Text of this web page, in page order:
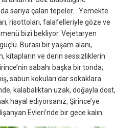
sarıya çalan tepeler… Yemekte
risottoları, falafelleriyle göze ve
bizi bekliyor. Vejetaryen
Burası bir yaşam alanı,
kitapların ve derin sessizliklerin
sabahı başka bir tonda;
sabun kokuları dar sokaklara
kalabalıktan uzak, doğayla dost,
hayal ediyorsanız, Şirince’ye
Evleri’nde bir gece kalın.